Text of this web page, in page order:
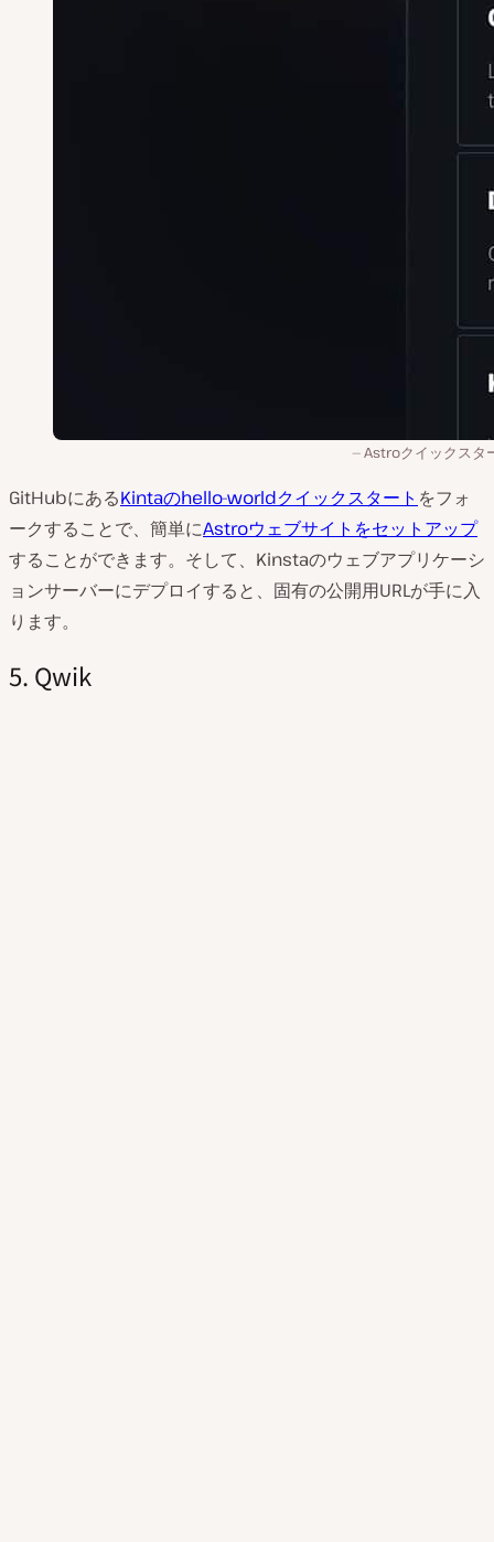
Astroクイックスタ
GitHubにあるKintaのhello-worldクイックスタート をフォ
ークすることで、簡単にAstroウェブサイトをセットアップ
することができます。そして、Kinstaのウェブアプリケーシ
ョンサーバーにデプロイすると、固有の公開用URLが手に入
ります。
5. Qwik